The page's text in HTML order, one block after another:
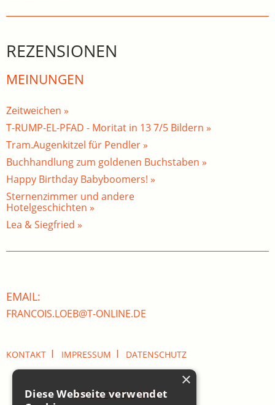
REZENSIONEN
MEINUNGEN
Zeitweichen »
T-RUMP-EL-PFAD - Moritat in 13 7/5 Bildern »
Tram.Augenkitzel für Pendler »
Buchhandlung zum goldenen Buchstaben »
Happy Birthday Babyboomers! »
Sternenzimmer und andere
Hotelgeschichten »
Lea & Siegfried »
EMAIL:
FRANCOIS.LOEB@T-ONLINE.DE
KONTAKT I IMPRESSUM I DATENSCHUTZ
FOLGEN SIE MIR:
×
Diese Webseite verwendet